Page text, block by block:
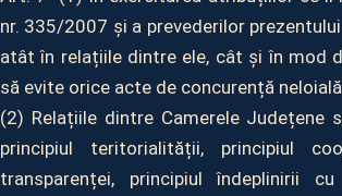
nr. 335/2007 și a prevederilor
atât în relațiile dintre ele, cât și în mod
să evite orice acte de concurență
(2) Relațiile dintre Camerele Județene
principiul teritorialității, principiul
transparenței, principiul îndeplinirii